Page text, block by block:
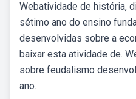
Webatividade de história,
sétimo ano do ensino
desenvolvidas sobre a
baixar esta atividade de.
sobre feudalismo
ano.